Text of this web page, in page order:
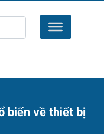
biến về thiết bị